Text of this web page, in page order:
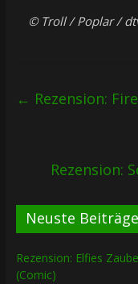
© Troll / Poplar /
← Rezension:
Rezension:
Neuste Beiträge
Rezension: Elfies
(Comic)